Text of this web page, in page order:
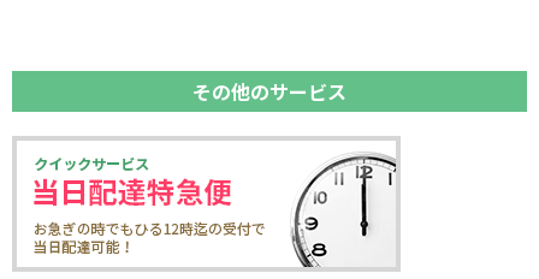
その他のサービス